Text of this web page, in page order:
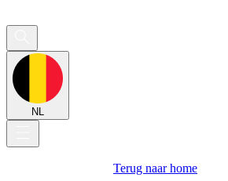
NL
Terug naar home